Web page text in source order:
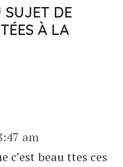
SUJET DE
À LA
am
c’est beau ttes ces